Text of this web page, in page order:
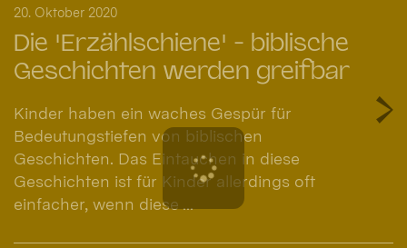
Die 'Erzählschiene' - biblische
Geschichten werden greifbar
20. Oktober 2020
Kinder haben ein waches Gespür für
Bedeutungstiefen von biblischen
Geschichten. Das Eintauchen in diese
Geschichten ist für Kinder allerdings oft
einfacher, wenn diese ...